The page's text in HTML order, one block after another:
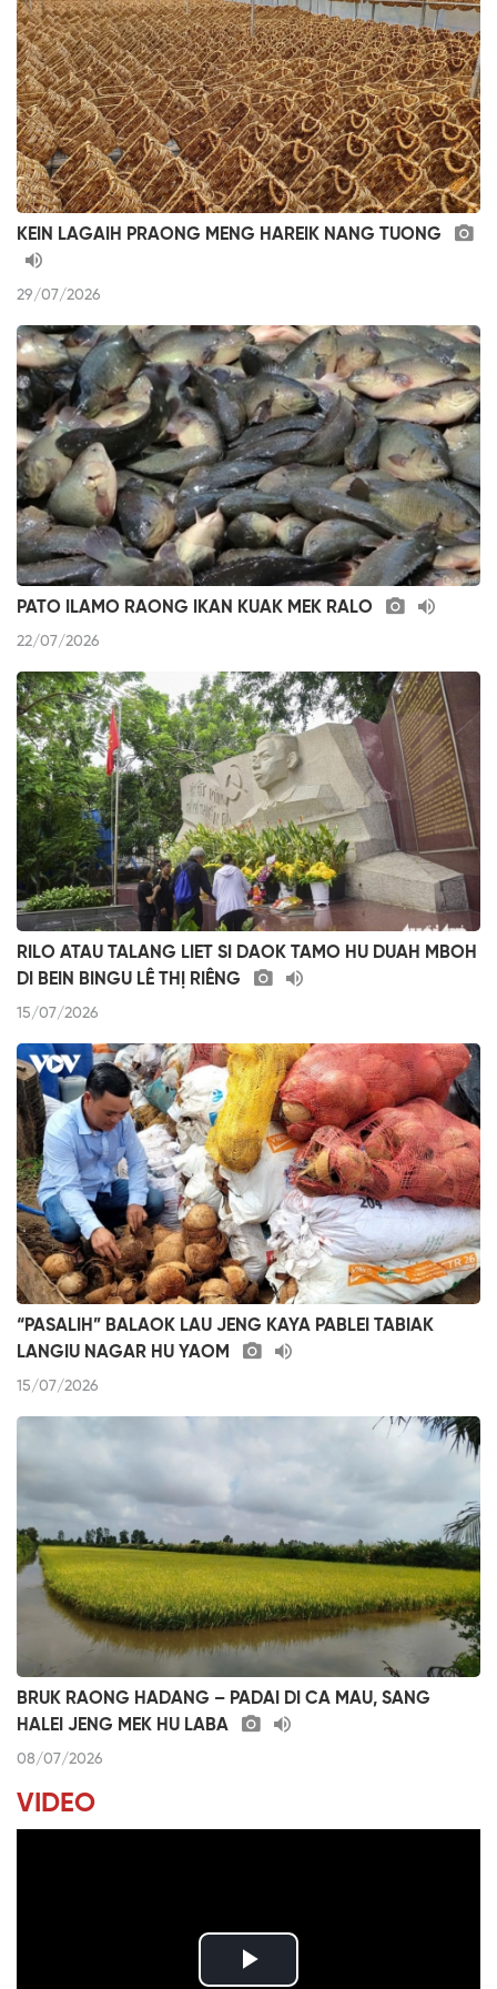
KEIN LAGAIH PRAONG MENG HAREIK NANG TUONG
29/07/2026
PATO ILAMO RAONG IKAN KUAK MEK RALO
22/07/2026
RILO ATAU TALANG LIET SI DAOK TAMO HU DUAH MBOH
DI BEIN BINGU LÊ THỊ RIÊNG
15/07/2026
“PASALIH” BALAOK LAU JENG KAYA PABLEI TABIAK
LANGIU NAGAR HU YAOM
15/07/2026
BRUK RAONG HADANG – PADAI DI CA MAU, SANG
HALEI JENG MEK HU LABA
08/07/2026
VIDEO